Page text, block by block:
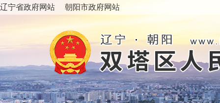
辽宁省政府网站 朝阳市政府网站